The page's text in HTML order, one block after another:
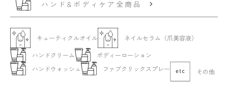
ハンド&ボディケア全商品
キューティクルオイル
ネイルセラム（爪美容液）
ハンドクリーム
ボディーローション
ハンドウォッシュ
ファブクリックスプレー その他